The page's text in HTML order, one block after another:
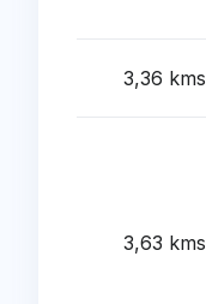
3,36 kms
3,63 kms